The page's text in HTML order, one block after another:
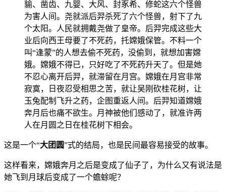
貐、凿齿、九婴、大风、封豖希、修蛇这六个怪兽
为害人间。尧就派后羿杀死了六个怪兽，射下了九
个太阳。人民就拥戴尧做了皇帝。后羿完成这些大
业后向西王母要了不死药，托嫦娥保管。不料一个
叫“逢蒙”的人想去偷不死药，没偷到，就想加害嫦
娥。嫦娥不得已，只好吃了不死药升天了。但是她
不忍心离开后羿，就滞留在月宫。嫦娥在月宫非常
寂寞，日夜忍受相思之苦，就让吴刚砍桂花树，让
玉兔配制飞升之药，企图重返人间。后羿知道嫦娥
奔月后也痛不欲生。月神被他们感动了，就准许两
人在月圆之日在桂花树下相会。
这是一个“大团圆”式的结局，也是民间最容易接受的故事。
这样看来，嫦娥奔月之后是变成了仙子了，为什么又有说法是
她飞到月球后变成了一个蟾蜍呢？